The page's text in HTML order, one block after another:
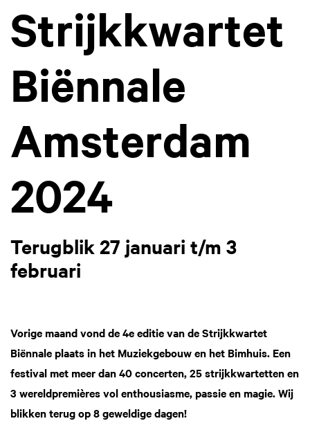
Strijkkwartet
Biënnale
Amsterdam
2024
Terugblik 27 januari t/m 3
februari
Vorige maand vond de 4e editie van de Strijkkwartet
Biënnale plaats in het Muziekgebouw en het Bimhuis. Een
festival met meer dan 40 concerten, 25 strijkkwartetten en
3 wereldpremières vol enthousiasme, passie en magie. Wij
blikken terug op 8 geweldige dagen!